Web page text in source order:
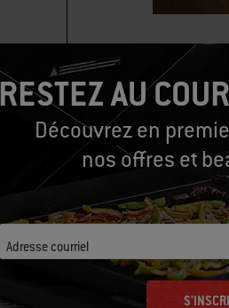
RESTEZ AU
Découvrez en
nos offres et
Adresse courriel